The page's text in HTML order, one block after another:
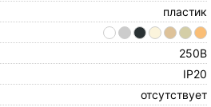
пластик
250В
IP20
отсутствует